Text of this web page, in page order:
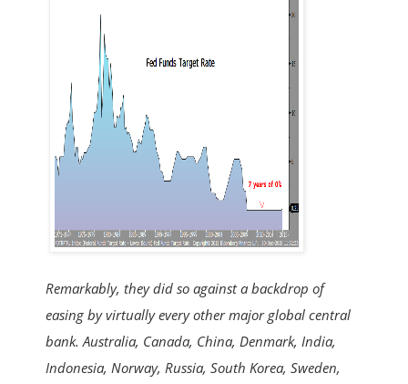
Remarkably, they did so against a backdrop of
easing by virtually every other major global central
bank. Australia, Canada, China, Denmark, India,
Indonesia, Norway, Russia, South Korea, Sweden,